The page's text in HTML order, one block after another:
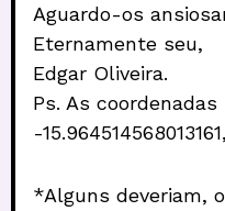
Aguardo-os
Eternamente seu,
Edgar Oliveira.
Ps. As coordenadas
-
*Alguns deveriam,